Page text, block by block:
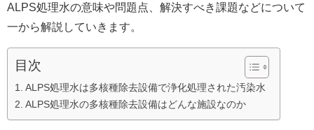
ALPS処理水の意味や問題点、解決すべき課題などについて
一から解説していきます。
目次
ALPS処理水は多核種除去設備で浄化処理された汚染水
ALPS処理水の多核種除去設備はどんな施設なのか